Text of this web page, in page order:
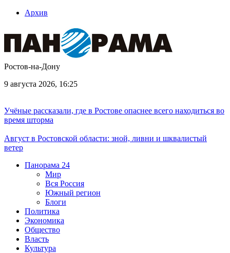
Архив
Ростов-на-Дону
9 августа 2026, 16:25
Учёные рассказали, где в Ростове опаснее всего находиться во
время шторма
Август в Ростовской области: зной, ливни и шквалистый
ветер
Панорама 24
Мир
Вся Россия
Южный регион
Блоги
Политика
Экономика
Общество
Власть
Культура